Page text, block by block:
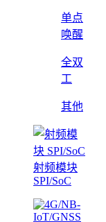
单点
唤醒
全双
工
其他
射频模块
SPI/SoC